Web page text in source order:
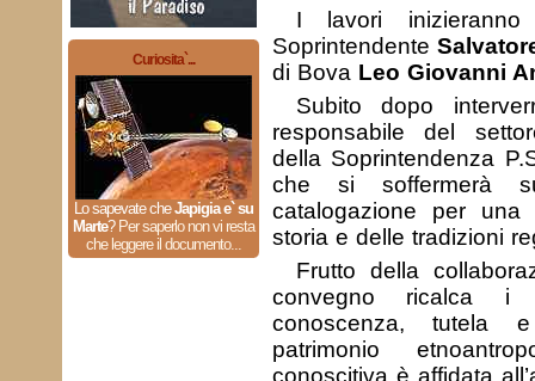
Curiosita`...
Lo sapevate cheJapigia e` su
Marte? Per saperlo non vi resta
che leggere il documento...
I lavori
Soprintendente
di Bova Leo Giovanni
Subito dopo
responsabile del
della Soprintendenza
che si soffermerà
catalogazione per una
storia e delle tradizioni
Frutto della
convegno ricalca i
conoscenza, tutela
patrimonio
conoscitiva è affidata